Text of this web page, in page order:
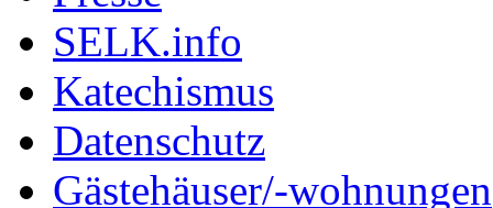
SELK.info
Katechismus
Datenschutz
Gästehäuser/-wohnungen